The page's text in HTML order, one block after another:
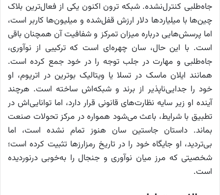
جاه‌طلبی کنترل‌نشده. شبکه ترون اکنون یکی از فعال‌ترین بلاک
چین‌ها با میلیاردها دلار ارزش قفل‌شده و میلیون‌ها کاربر است،
اما پرسش‌هایی درباره میزان تمرکز و شفافیت آن همچنان باقی
است. با این حال، سان چهره‌ای است که ترکیبی از نوآوری،
جاه‌طلبی و مهارت در جلب توجه را در خود جمع کرده است.
همانند ایلان ماسک در تسلا یا ویتالیک بوترین در اتریوم، او
خود را جدایی‌ناپذیر از برند و شبکه‌اش ساخته است. هرچند
آینده او زیر سایه نظارت‌های قانونی قرار دارد، اما توانایی‌اش در
تطبیق با شرایط، باعث می‌شود همواره در مرکز تحولات صنعت
بماند. داستان جاستین سان هنوز تمام نشده است، اما
بی‌تردید، او جایگاه خود را در تاریخ رمزارزها تثبیت کرده است؛
شخصیتی که مرز میان نوآوری و جنجال را به‌خوبی درنوردیده
است.